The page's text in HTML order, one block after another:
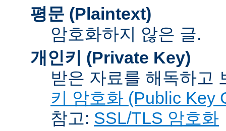
평문 (Plaintext)
암호화하지 않은 글.
개인키 (Private Key)
받은 자료를 해독하고
키 암호화 (Public Key
참고: SSL/TLS 암호화